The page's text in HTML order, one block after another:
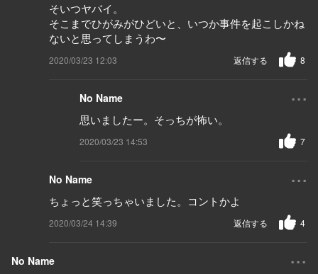
そいつヤバイ。
そこまでひがみがひどいと、いつか事件を起こしかね
ないと思ってしまうわ〜
2020/03/23 12:03 8
返信する
No Name ...
思いましたー。そっちが怖い。
2020/03/23 14:53 7
No Name ...
ちょっと笑っちゃいました。コントかよ
2020/03/24 14:39 4
返信する
No Name ...